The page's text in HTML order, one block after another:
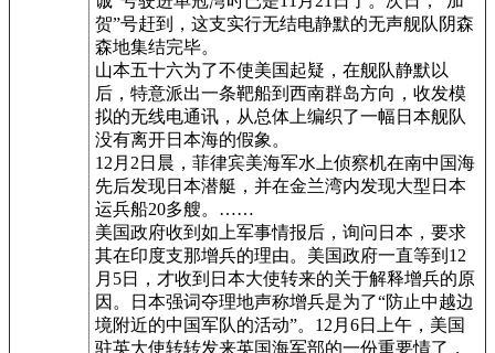
贺”号赶到，这支实行无结电静默的无声舰队阴森
森地集结完毕。
山本五十六为了不使美国起疑，在舰队静默以
后，特意派出一条靶船到西南群岛方向，收发模
拟的无线电通讯，从总体上编织了一幅日本舰队
没有离开日本海的假象。
12月2日晨，菲律宾美海军水上侦察机在南中国海
先后发现日本潜艇，并在金兰湾内发现大型日本
运兵船20多艘。……
美国政府收到如上军事情报后，询问日本，要求
其在印度支那增兵的理由。美国政府一直等到12
月5日，才收到日本大使转来的关于解释增兵的原
因。日本强词夺理地声称增兵是为了“防止中越边
境附近的中国军队的活动”。12月6日上午，美国
驻英大使转转发来英国海军部的一份重要情了，